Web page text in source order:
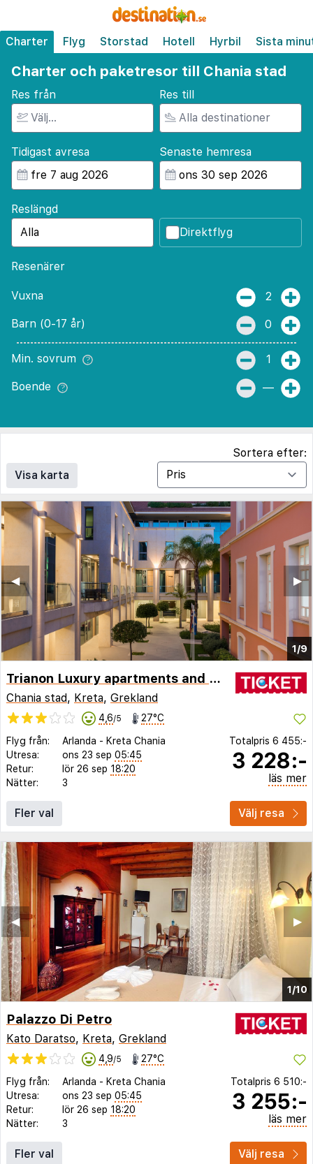
Charter Flyg Storstad Hotell Hyrbil Sista
Charter och paketresor till Chania stad
Res från Res till
Tidigast avresa Senaste hemresa
Reslängd
Direktflyg
Resenärer
Vuxna 2
Barn (0-17 år) 0
Min. sovrum 1
Boende —
Visa karta
Sortera efter:
1/9
▶︎
◀︎
Trianon Luxury apartments and Suites
Chania stad, Kreta, Grekland
4,6/5 27°C
Flyg från: Arlanda - Kreta Chania
Utresa:
ons 23 sep 05:45
Retur:
lör 26 sep 18:20
Nätter:
3
Totalpris 6 455:-
3 228:-
läs mer
Fler val Välj resa
1/10
▶︎
◀︎
Palazzo Di Petro
Kato Daratso, Kreta, Grekland
4,9/5 27°C
Flyg från: Arlanda - Kreta Chania
Utresa:
ons 23 sep 05:45
Retur:
lör 26 sep 18:20
Nätter:
3
Totalpris 6 510:-
3 255:-
läs mer
Fler val Välj resa